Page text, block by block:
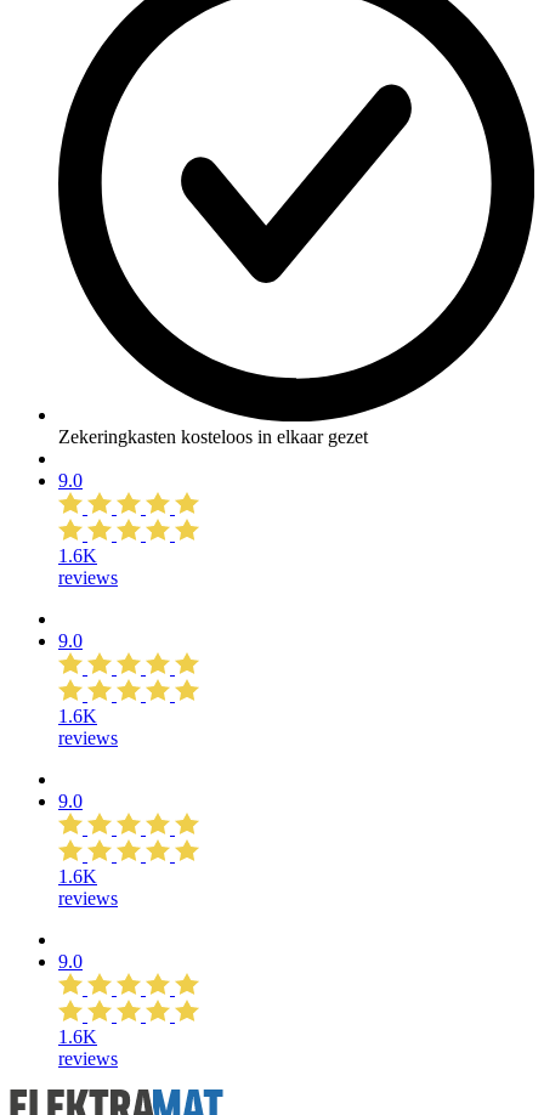
Zekeringkasten kosteloos in elkaar gezet
9.0
1.6K
reviews
9.0
1.6K
reviews
9.0
1.6K
reviews
9.0
1.6K
reviews